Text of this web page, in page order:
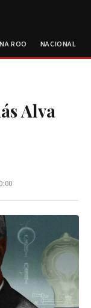
ROO NACIONAL
Alva